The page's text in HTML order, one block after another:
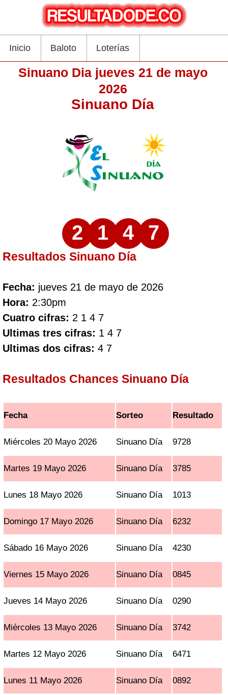
Inicio Baloto Loterías
Sinuano Dia jueves 21 de mayo
2026
Sinuano Día
2 1 4 7
Resultados Sinuano Día
Fecha: jueves 21 de mayo de 2026
Hora: 2:30pm
Cuatro cifras: 2 1 4 7
Ultimas tres cifras: 1 4 7
Ultimas dos cifras: 4 7
Resultados Chances Sinuano Día
Fecha Sorteo Resultado
Miércoles 20 Mayo 2026 Sinuano Día 9728
Martes 19 Mayo 2026 Sinuano Día 3785
Lunes 18 Mayo 2026 Sinuano Día 1013
Domingo 17 Mayo 2026 Sinuano Día 6232
Sábado 16 Mayo 2026 Sinuano Día 4230
Viernes 15 Mayo 2026 Sinuano Día 0845
Jueves 14 Mayo 2026 Sinuano Día 0290
Miércoles 13 Mayo 2026 Sinuano Día 3742
Martes 12 Mayo 2026 Sinuano Día 6471
Lunes 11 Mayo 2026 Sinuano Día 0892